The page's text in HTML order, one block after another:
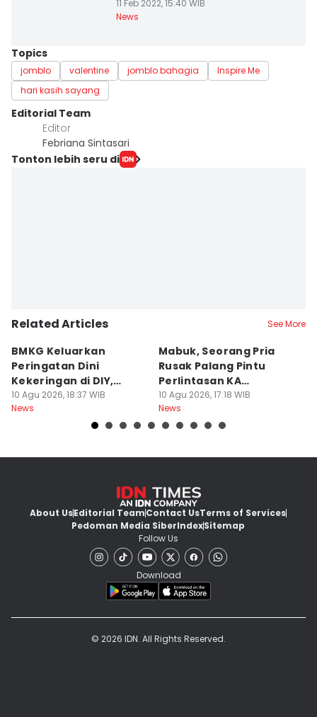
11 Feb 2022, 15:40 WIB
News
Topics
jomblo valentine jomblo bahagia
Inspire Me
hari kasih sayang
Editorial Team
Editor
Febriana Sintasari
Tonton lebih seru di
Related Articles See More
BMKG Keluarkan
Peringatan Dini
Kekeringan di DIY,
Kategori Awas
10 Agu 2026, 18:37 WIB
News
Mabuk, Seorang Pria
Rusak Palang Pintu
Perlintasan KA
Banyuraden
10 Agu 2026, 17:18 WIB
News
About UsEditorial TeamContact UsTerms of Services
Pedoman Media SiberIndexSitemap
Follow Us
Download
© 2026 IDN. All Rights Reserved.